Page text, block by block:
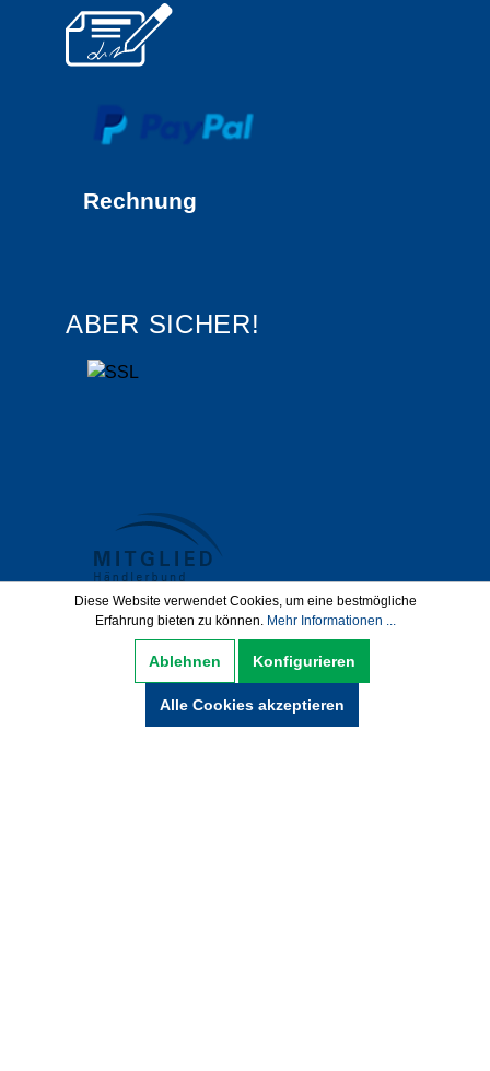
Rechnung
ABER SICHER!
Datenschutz AGB
Impressum
Hinweise zur Batterieentsorgung
Diese Website verwendet Cookies, um eine bestmögliche
Erfahrung bieten zu können. Mehr Informationen ...
Ablehnen Konfigurieren
Alle Cookies akzeptieren